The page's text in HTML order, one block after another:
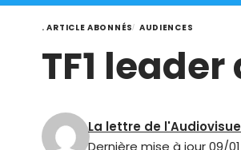
. ARTICLE ABONNÉS AUDIENCES
TF1
Dernière mise à jour 09/
La lettre de